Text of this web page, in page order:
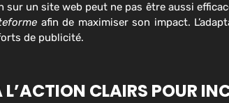
un site web peut ne pas être aussi
afin de maximiser son impact.
de publicité.
L’ACTION CLAIRS POUR